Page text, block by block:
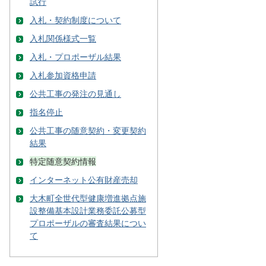
入札・契約制度について
入札関係様式一覧
入札・プロポーザル結果
入札参加資格申請
公共工事の発注の見通し
指名停止
公共工事の随意契約・変更契約
結果
特定随意契約情報
インターネット公有財産売却
大木町全世代型健康増進拠点施
設整備基本設計業務委託公募型
プロポーザルの審査結果につい
て